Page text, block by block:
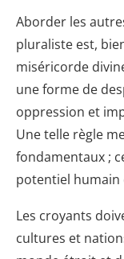
Aborder les
pluraliste est,
miséricorde
une forme de
oppression et
Une telle règle
fondamentaux ;
potentiel humain
Les croyants
cultures et